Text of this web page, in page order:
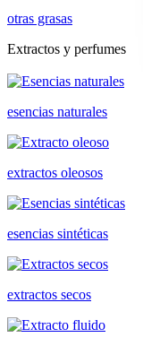
otras grasas
Extractos y perfumes
esencias naturales
extractos oleosos
esencias sintéticas
extractos secos